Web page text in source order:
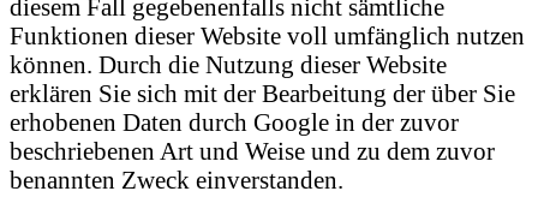
diesem Fall gegebenenfalls nicht sämtliche
Funktionen dieser Website voll umfänglich nutzen
können. Durch die Nutzung dieser Website
erklären Sie sich mit der Bearbeitung der über Sie
erhobenen Daten durch Google in der zuvor
beschriebenen Art und Weise und zu dem zuvor
benannten Zweck einverstanden.